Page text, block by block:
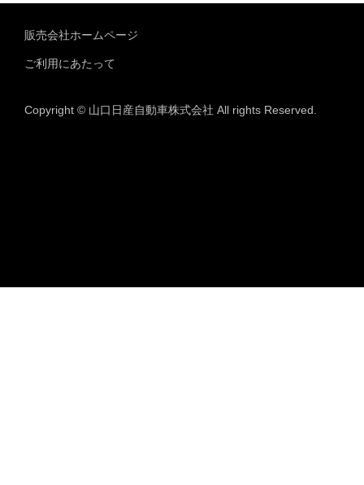
販売会社ホームページ
ご利用にあたって
Copyright © 山口日産自動車株式会社 All rights Reserved.